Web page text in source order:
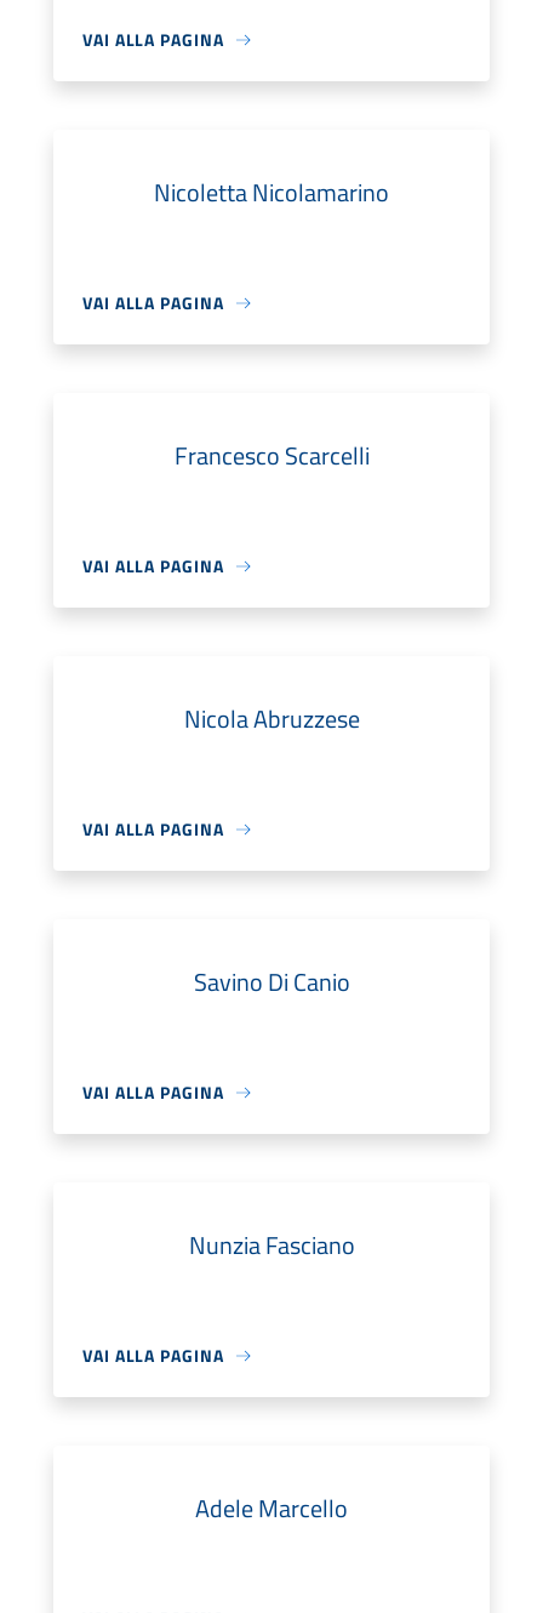
VAI ALLA PAGINA
Nicoletta Nicolamarino
VAI ALLA PAGINA
Francesco Scarcelli
VAI ALLA PAGINA
Nicola Abruzzese
VAI ALLA PAGINA
Savino Di Canio
VAI ALLA PAGINA
Nunzia Fasciano
VAI ALLA PAGINA
Adele Marcello